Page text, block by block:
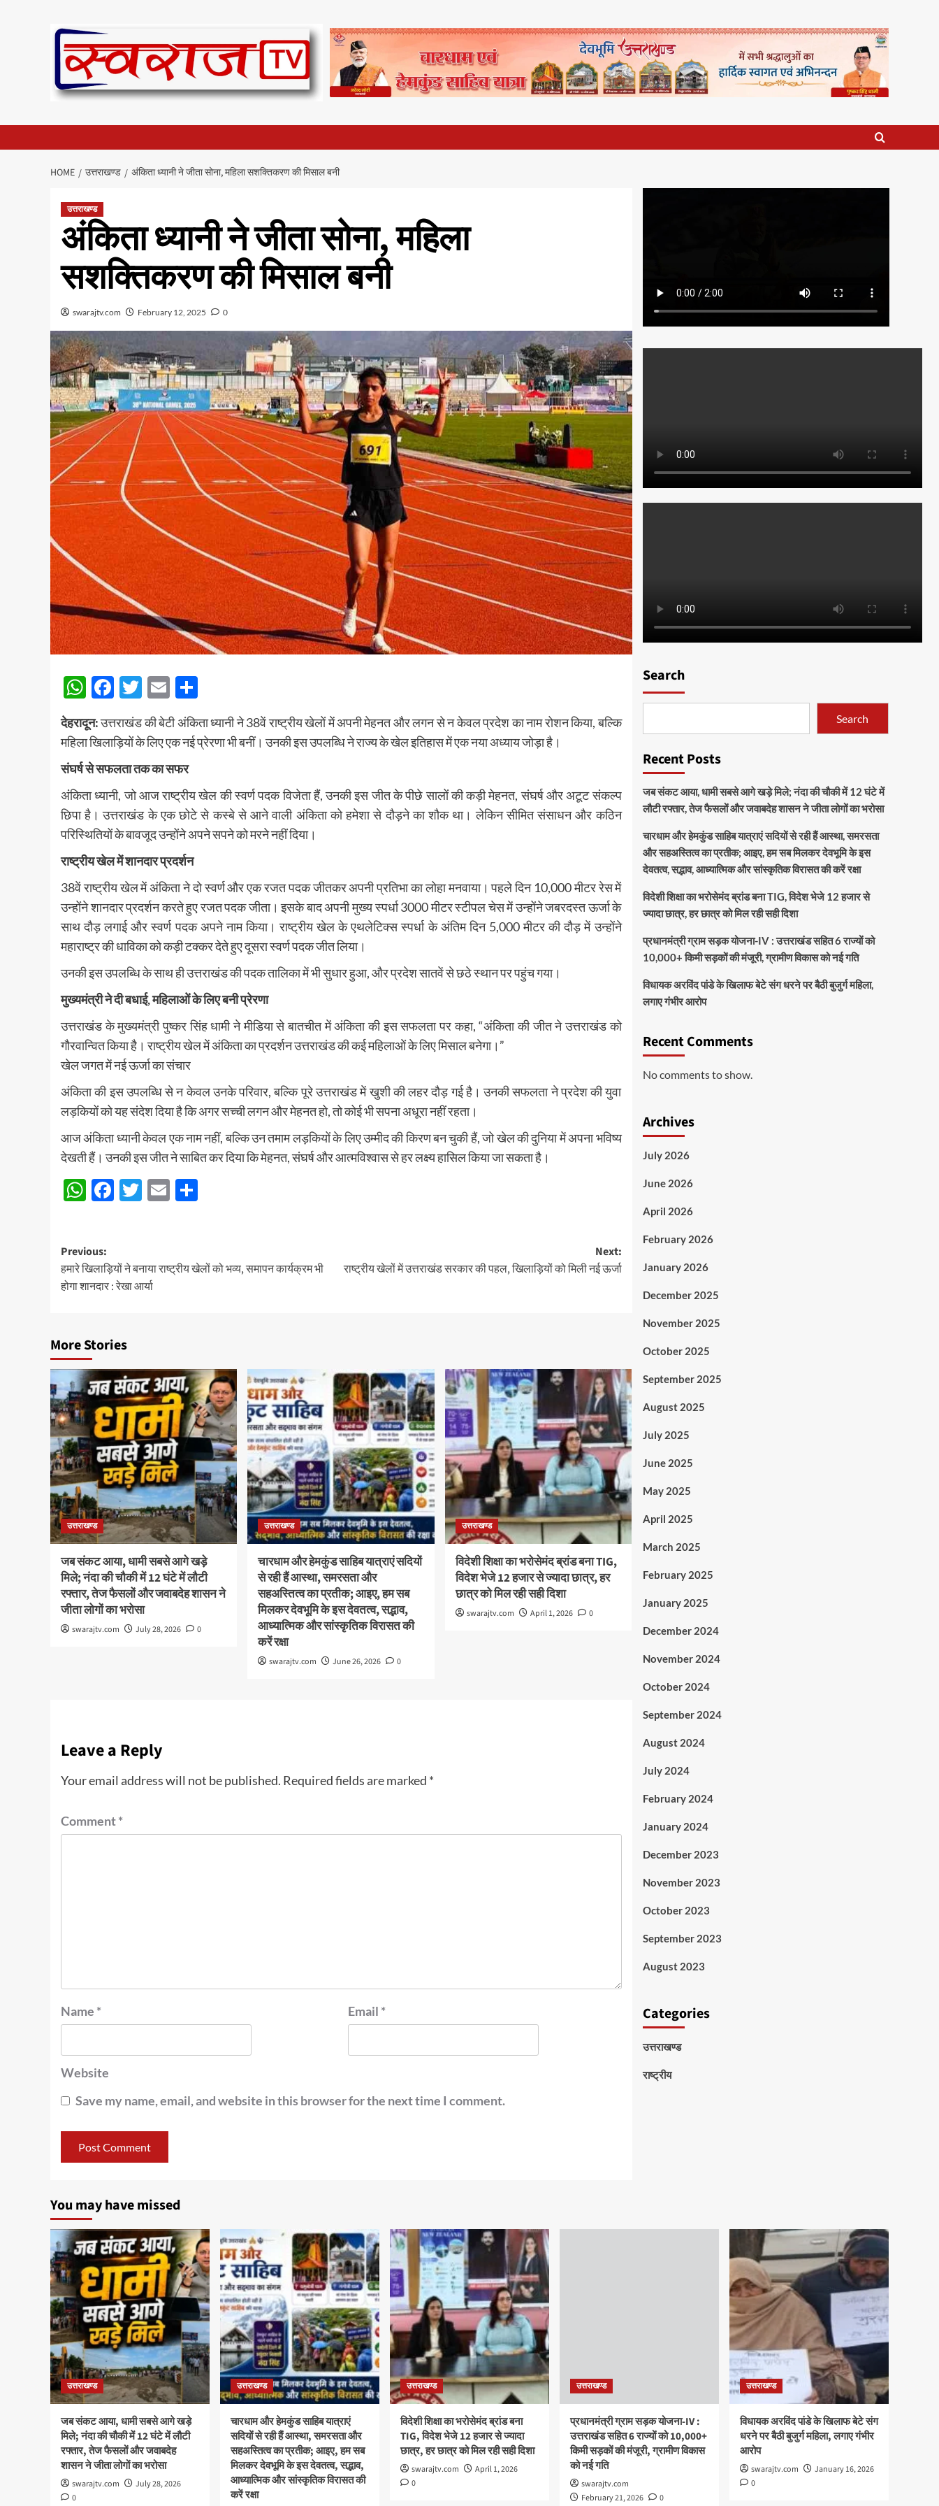
HOME उत्तराखण्ड अंकिता ध्यानी ने जीता सोना, महिला सशक्तिकरण की मिसाल बनी
उत्तराखण्ड
अंकिता ध्यानी ने जीता सोना, महिला
सशक्तिकरण की मिसाल बनी
swarajtv.com February 12, 2025 0
WhatsApp
Facebook
Twitter
Email
देहरादून:उत्तराखंड की बेटी अंकिता ध्यानी ने 38वें राष्ट्रीय खेलों में अपनी मेहनत और लगन से न केवल प्रदेश का नाम रोशन किया, बल्कि
महिला खिलाड़ियों के लिए एक नई प्रेरणा भी बनीं। उनकी इस उपलब्धि ने राज्य के खेल इतिहास में एक नया अध्याय जोड़ा है।
संघर्ष से सफलता तक का सफर
अंकिता ध्यानी, जो आज राष्ट्रीय खेल की स्वर्ण पदक विजेता हैं, उनकी इस जीत के पीछे सालों की कड़ी मेहनत, संघर्ष और अटूट संकल्प
छिपा है। उत्तराखंड के एक छोटे से कस्बे से आने वाली अंकिता को हमेशा से दौड़ने का शौक था। लेकिन सीमित संसाधन और कठिन
परिस्थितियों के बावजूद उन्होंने अपने सपने को मरने नहीं दिया।
राष्ट्रीय खेल में शानदार प्रदर्शन
38वें राष्ट्रीय खेल में अंकिता ने दो स्वर्ण और एक रजत पदक जीतकर अपनी प्रतिभा का लोहा मनवाया। पहले दिन 10,000 मीटर रेस में
उन्होंने शानदार प्रदर्शन करते हुए रजत पदक जीता। इसके बाद अपनी मुख्य स्पर्धा 3000 मीटर स्टीपल चेस में उन्होंने जबरदस्त ऊर्जा के
साथ दौड़ लगाई और स्वर्ण पदक अपने नाम किया। राष्ट्रीय खेल के एथलेटिक्स स्पर्धा के अंतिम दिन 5,000 मीटर की दौड़ में उन्होंने
महाराष्ट्र की धाविका को कड़ी टक्कर देते हुए दूसरा स्वर्ण पदक जीत लिया।
उनकी इस उपलब्धि के साथ ही उत्तराखंड की पदक तालिका में भी सुधार हुआ, और प्रदेश सातवें से छठे स्थान पर पहुंच गया।
मुख्यमंत्री ने दी बधाई, महिलाओं के लिए बनी प्रेरणा
उत्तराखंड के मुख्यमंत्री पुष्कर सिंह धामी ने मीडिया से बातचीत में अंकिता की इस सफलता पर कहा, “अंकिता की जीत ने उत्तराखंड को
गौरवान्वित किया है। राष्ट्रीय खेल में अंकिता का प्रदर्शन उत्तराखंड की कई महिलाओं के लिए मिसाल बनेगा।”
खेल जगत में नई ऊर्जा का संचार
अंकिता की इस उपलब्धि से न केवल उनके परिवार, बल्कि पूरे उत्तराखंड में खुशी की लहर दौड़ गई है। उनकी सफलता ने प्रदेश की युवा
लड़कियों को यह संदेश दिया है कि अगर सच्ची लगन और मेहनत हो, तो कोई भी सपना अधूरा नहीं रहता।
आज अंकिता ध्यानी केवल एक नाम नहीं, बल्कि उन तमाम लड़कियों के लिए उम्मीद की किरण बन चुकी हैं, जो खेल की दुनिया में अपना भविष्य
देखती हैं। उनकी इस जीत ने साबित कर दिया कि मेहनत, संघर्ष और आत्मविश्वास से हर लक्ष्य हासिल किया जा सकता है।
WhatsApp
Facebook
Twitter
Email
Post
navigation
Previous:
हमारे खिलाड़ियों ने बनाया राष्ट्रीय खेलों को भव्य, समापन कार्यक्रम भी
होगा शानदार : रेखा आर्या
Next:
राष्ट्रीय खेलों में उत्तराखंड सरकार की पहल, खिलाड़ियों को मिली नई ऊर्जा
More Stories
उत्तराखण्ड
जब संकट आया, धामी सबसे आगे खड़े
मिले; नंदा की चौकी में 12 घंटे में लौटी
रफ्तार, तेज फैसलों और जवाबदेह शासन ने
जीता लोगों का भरोसा
swarajtv.com July 28, 2026 0
उत्तराखण्ड
चारधाम और हेमकुंड साहिब यात्राएं सदियों
से रही हैं आस्था, समरसता और
सहअस्तित्व का प्रतीक; आइए, हम सब
मिलकर देवभूमि के इस देवतत्व, सद्भाव,
आध्यात्मिक और सांस्कृतिक विरासत की
करें रक्षा
swarajtv.com June 26, 2026 0
उत्तराखण्ड
विदेशी शिक्षा का भरोसेमंद ब्रांड बना TIG,
विदेश भेजे 12 हजार से ज्यादा छात्र, हर
छात्र को मिल रही सही दिशा
swarajtv.com April 1, 2026 0
Leave a Reply
Your email address will not be published. Required fields are marked *
Comment*
Name * Email *
Website
Save my name, email, and website in this browser for the next time I comment.
Search
Search
Recent Posts
जब संकट आया, धामी सबसे आगे खड़े मिले; नंदा की चौकी में 12 घंटे में
लौटी रफ्तार, तेज फैसलों और जवाबदेह शासन ने जीता लोगों का भरोसा
चारधाम और हेमकुंड साहिब यात्राएं सदियों से रही हैं आस्था, समरसता
और सहअस्तित्व का प्रतीक; आइए, हम सब मिलकर देवभूमि के इस
देवतत्व, सद्भाव, आध्यात्मिक और सांस्कृतिक विरासत की करें रक्षा
विदेशी शिक्षा का भरोसेमंद ब्रांड बना TIG, विदेश भेजे 12 हजार से
ज्यादा छात्र, हर छात्र को मिल रही सही दिशा
प्रधानमंत्री ग्राम सड़क योजना-IV : उत्तराखंड सहित 6 राज्यों को
10,000+ किमी सड़कों की मंजूरी, ग्रामीण विकास को नई गति
विधायक अरविंद पांडे के खिलाफ बेटे संग धरने पर बैठी बुजुर्ग महिला,
लगाए गंभीर आरोप
Recent Comments
No comments to show.
Archives
July 2026
June 2026
April 2026
February 2026
January 2026
December 2025
November 2025
October 2025
September 2025
August 2025
July 2025
June 2025
May 2025
April 2025
March 2025
February 2025
January 2025
December 2024
November 2024
October 2024
September 2024
August 2024
July 2024
February 2024
January 2024
December 2023
November 2023
October 2023
September 2023
August 2023
Categories
उत्तराखण्ड
राष्ट्रीय
You may have missed
उत्तराखण्ड
जब संकट आया, धामी सबसे आगे खड़े
मिले; नंदा की चौकी में 12 घंटे में लौटी
रफ्तार, तेज फैसलों और जवाबदेह
शासन ने जीता लोगों का भरोसा
swarajtv.com
July 28, 2026
0
उत्तराखण्ड
चारधाम और हेमकुंड साहिब यात्राएं
सदियों से रही हैं आस्था, समरसता और
सहअस्तित्व का प्रतीक; आइए, हम सब
मिलकर देवभूमि के इस देवतत्व, सद्भाव,
आध्यात्मिक और सांस्कृतिक विरासत की
करें रक्षा
उत्तराखण्ड
विदेशी शिक्षा का भरोसेमंद ब्रांड बना
TIG, विदेश भेजे 12 हजार से ज्यादा
छात्र, हर छात्र को मिल रही सही दिशा
swarajtv.com
April 1, 2026
0
उत्तराखण्ड
प्रधानमंत्री ग्राम सड़क योजना-IV :
उत्तराखंड सहित 6 राज्यों को 10,000+
किमी सड़कों की मंजूरी, ग्रामीण विकास
को नई गति
swarajtv.com
February 21, 2026
0
उत्तराखण्ड
विधायक अरविंद पांडे के खिलाफ बेटे संग
धरने पर बैठी बुजुर्ग महिला, लगाए गंभीर
आरोप
swarajtv.com
January 16, 2026
0